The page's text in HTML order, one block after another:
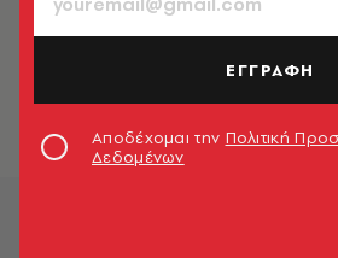
Σχιστό:
νοσοκομείο
ΕΓΓΡΑΦΗ
Αποδέχομαι την Πολιτική
Δεδομένων